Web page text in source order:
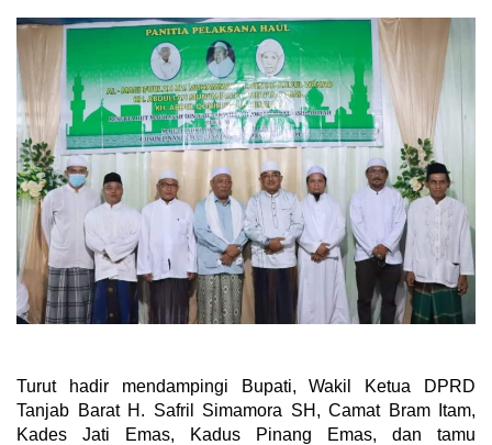
Turut hadir mendampingi Bupati, Wakil Ketua DPRD
Tanjab Barat H. Safril Simamora SH, Camat Bram Itam,
Kades Jati Emas, Kadus Pinang Emas, dan tamu